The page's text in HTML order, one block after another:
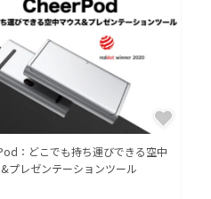
CAMPFIRE for Social Good
CAMPFIREふるさと納税
：どこでも持ち運びできる空中
プレゼンテーションツール